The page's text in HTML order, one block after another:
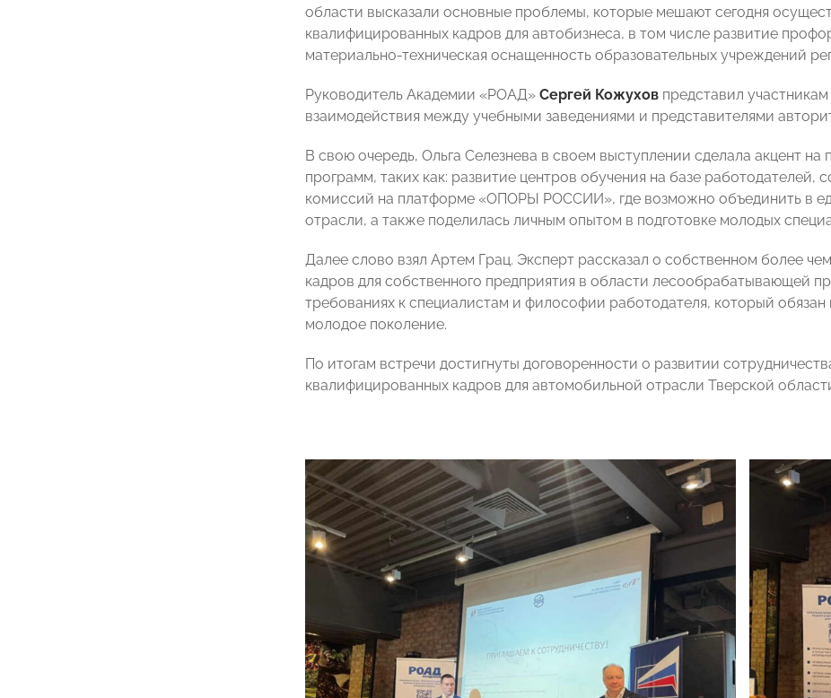
области высказали основные проблемы, которые мешают сегодня
квалифицированных кадров для автобизнеса, в том числе развитие
материально-техническая оснащенность образовательных учреждений
Руководитель Академии «РОАД» Сергей Кожухов представил
взаимодействия между учебными заведениями и представителями
В свою очередь, Ольга Селезнева в своем выступлении сделала акцент
программ, таких как: развитие центров обучения на базе работодателей,
комиссий на платформе «ОПОРЫ РОССИИ», где возможно объединить в
отрасли, а также поделилась личным опытом в подготовке молодых
Далее слово взял Артем Грац. Эксперт рассказал о собственном более
кадров для собственного предприятия в области лесообрабатывающей
требованиях к специалистам и философии работодателя, который
молодое поколение.
По итогам встречи достигнуты договоренности о развитии
квалифицированных кадров для автомобильной отрасли Тверской